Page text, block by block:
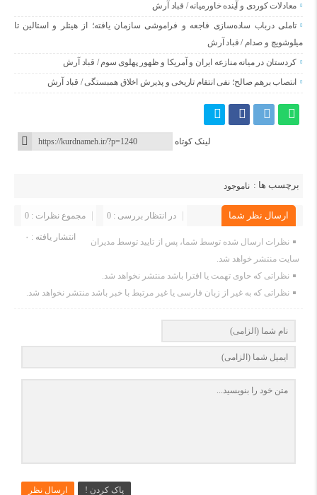
معادلات کوردی و آینده خاورمیانه / قباد آرش
تاملی درباب سادەسازی فاجعە و فراموشی سازمان یافتە؛ از هیتلر و استالین تا
میلوشویچ و صدام / قباد آرش
کردستان در میانه منازعە ایران و آمریکا و ظهور پهلوی سوم / قباد آرش
انتصاب برهم صالح؛ نفی انتقام تاریخی و پذیرش اخلاق همبستگی / قباد آرش
لینک کوتاه
برچسب ها : ناموجود
ارسال نظر شما مجموع نظرات : 0 در انتظار بررسی : 0
انتشار یافته : ۰
نظرات ارسال شده توسط شما، پس از تایید توسط مدیران
سایت منتشر خواهد شد.
نظراتی که حاوی تهمت یا افترا باشد منتشر نخواهد شد.
نظراتی که به غیر از زبان فارسی یا غیر مرتبط با خبر باشد منتشر نخواهد شد.
ارسال نظر پاک کردن !